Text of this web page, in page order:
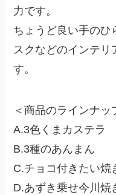
力です。
ちょうど良い手のひ
スクなどのインテリ
す。
＜商品のラインナッ
A.3色くまカステラ
B.3種のあんまん
C.チョコ付きたい焼
D.あずき乗せ今川焼